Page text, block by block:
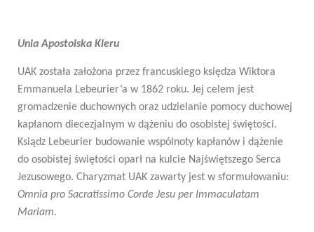
Unia Apostolska Kleru
UAK została założona przez francuskiego księdza Wiktora
Emmanuela Lebeurier’a w 1862 roku. Jej celem jest
gromadzenie duchownych oraz udzielanie pomocy duchowej
kapłanom diecezjalnym w dążeniu do osobistej świętości.
Ksiądz Lebeurier budowanie wspólnoty kapłanów i dążenie
do osobistej świętości oparł na kulcie Najświętszego Serca
Jezusowego. Charyzmat UAK zawarty jest w sformułowaniu:
Omnia pro Sacratissimo Corde Jesu per Immaculatam
Mariam.